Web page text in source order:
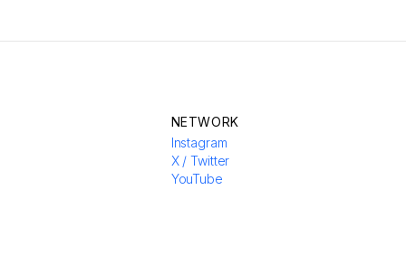
NETWORK
Instagram
X / Twitter
YouTube